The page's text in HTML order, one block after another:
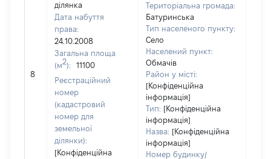
8
ділянка
Дата набуття
права:
24.10.2008
Загальна площа
(м2):
11100
Реєстраційний
номер
(кадастровий
номер для
земельної
ділянки):
[Конфіденційна
Територіальна громада:
Батуринська
Тип населеного пункту:
Село
Населений пункт:
Обмачів
Район у місті:
[Конфіденційна
інформація]
Тип: [Конфіденційна
інформація]
Назва: [Конфіденційна
інформація]
Номер будинку/